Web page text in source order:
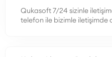
Qukasoft 7/24 sizinle
telefon ile bizimle iletişimde